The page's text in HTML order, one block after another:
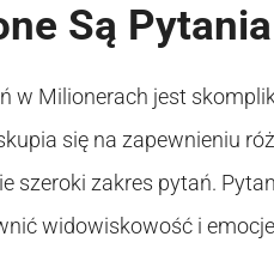
Są
w Milionerach jest
się na zapewnieniu
szeroki zakres pytań.
widowiskowość i